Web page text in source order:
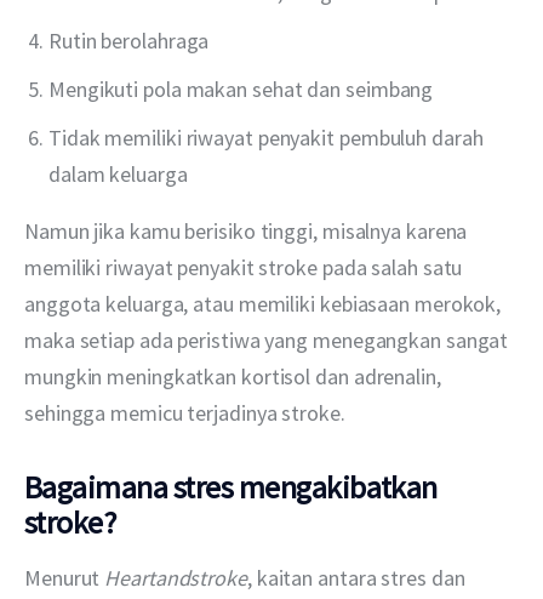
Rutin berolahraga
Mengikuti pola makan sehat dan seimbang
Tidak memiliki riwayat penyakit pembuluh darah
dalam keluarga
Namun jika kamu berisiko tinggi, misalnya karena
memiliki riwayat penyakit stroke pada salah satu
anggota keluarga, atau memiliki kebiasaan merokok,
maka setiap ada peristiwa yang menegangkan sangat
mungkin meningkatkan kortisol dan adrenalin,
sehingga memicu terjadinya stroke.
Bagaimana stres mengakibatkan
stroke?
Menurut Heartandstroke, kaitan antara stres dan